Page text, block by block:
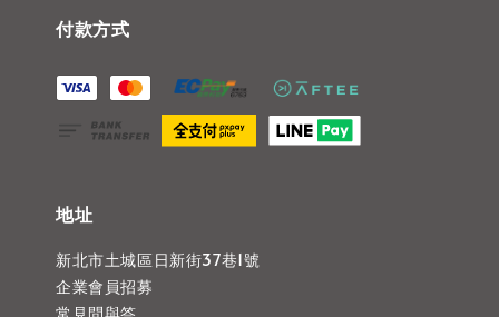
付款方式
地址
新北市土城區日新街37巷1號
企業會員招募
常見問與答